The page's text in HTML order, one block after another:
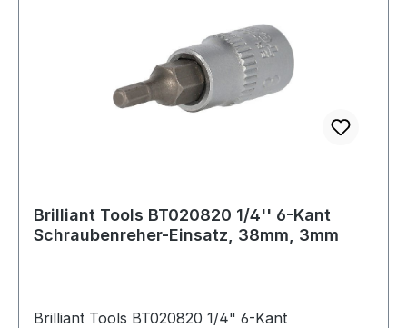
Brilliant Tools BT020820 1/4'' 6-Kant
Schraubenreher-Einsatz, 38mm, 3mm
Brilliant Tools BT020820 1/4" 6-Kant